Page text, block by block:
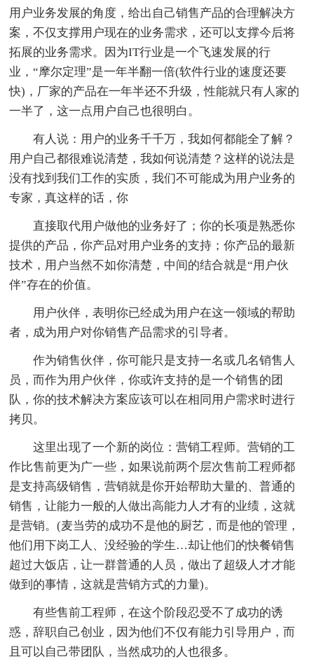
用户业务发展的角度，给出自己销售产品的合理解决方
案，不仅支撑用户现在的业务需求，还可以支撑今后将
拓展的业务需求。因为IT行业是一个飞速发展的行
业，“摩尔定理”是一年半翻一倍(软件行业的速度还要
快)，厂家的产品在一年半还不升级，性能就只有人家的
一半了，这一点用户自己也很明白。
有人说：用户的业务千千万，我如何都能全了解？
用户自己都很难说清楚，我如何说清楚？这样的说法是
没有找到我们工作的实质，我们不可能成为用户业务的
专家，真这样的话，你
直接取代用户做他的业务好了；你的长项是熟悉你
提供的产品，你产品对用户业务的支持；你产品的最新
技术，用户当然不如你清楚，中间的结合就是“用户伙
伴”存在的价值。
用户伙伴，表明你已经成为用户在这一领域的帮助
者，成为用户对你销售产品需求的引导者。
作为销售伙伴，你可能只是支持一名或几名销售人
员，而作为用户伙伴，你或许支持的是一个销售的团
队，你的技术解决方案应该可以在相同用户需求时进行
拷贝。
这里出现了一个新的岗位：营销工程师。营销的工
作比售前更为广一些，如果说前两个层次售前工程师都
是支持高级销售，营销就是你开始帮助大量的、普通的
销售，让能力一般的人做出高能力人才有的业绩，这就
是营销。(麦当劳的成功不是他的厨艺，而是他的管理，
他们用下岗工人、没经验的学生…却让他们的快餐销售
超过大饭店，让一群普通的人员，做出了超级人才才能
做到的事情，这就是营销方式的力量)。
有些售前工程师，在这个阶段忍受不了成功的诱
惑，辞职自己创业，因为他们不仅有能力引导用户，而
且可以自己带团队，当然成功的人也很多。